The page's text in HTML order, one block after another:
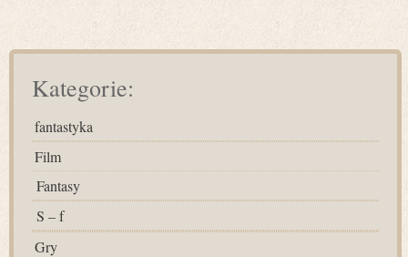
Kategorie:
fantastyka
Film
Fantasy
S – f
Gry